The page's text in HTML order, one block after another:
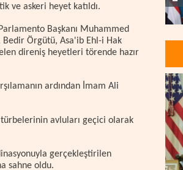
ve askeri heyet katıldı.
Başkanı Muhammed
Bedir Örgütü, Asa'ib Ehl-i Hak
direniş heyetleri törende hazır
ardından İmam Ali
türbelerinin avluları geçici olarak
gerçekleştirilen
sahne oldu.